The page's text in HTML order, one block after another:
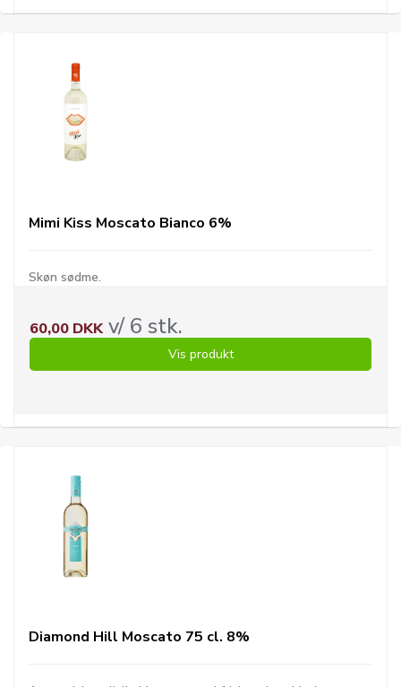
Mimi Kiss Moscato Bianco 6%
Skøn sødme.
60,00 DKKv/ 6 stk.
Vis produkt
Diamond Hill Moscato 75 cl. 8%